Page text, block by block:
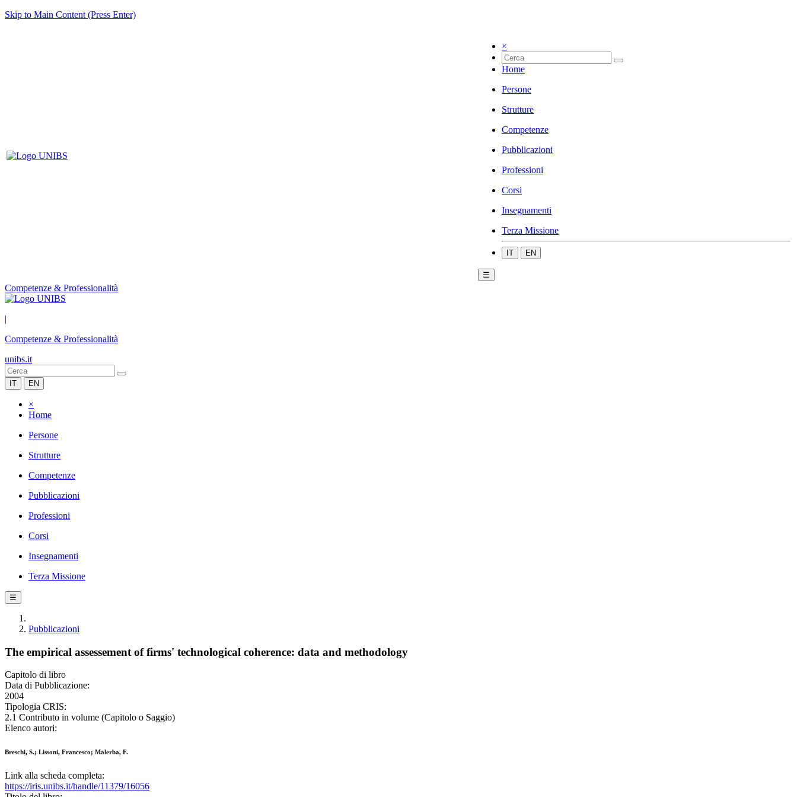
Skip to Main Content (Press Enter)
×
Home
Persone
Strutture
Competenze
Pubblicazioni
Professioni
Corsi
Insegnamenti
Terza Missione
IT EN
☰
Competenze & Professionalità
|
Competenze & Professionalità
unibs.it
IT EN
×
Home
Persone
Strutture
Competenze
Pubblicazioni
Professioni
Corsi
Insegnamenti
Terza Missione
☰
Pubblicazioni
The empirical assessement of firms' technological coherence: data and methodology
Capitolo di libro
Data di Pubblicazione:
2004
Tipologia CRIS:
2.1 Contributo in volume (Capitolo o Saggio)
Elenco autori:
Breschi, S.; Lissoni, Francesco; Malerba, F.
Link alla scheda completa:
https://iris.unibs.it/handle/11379/16056